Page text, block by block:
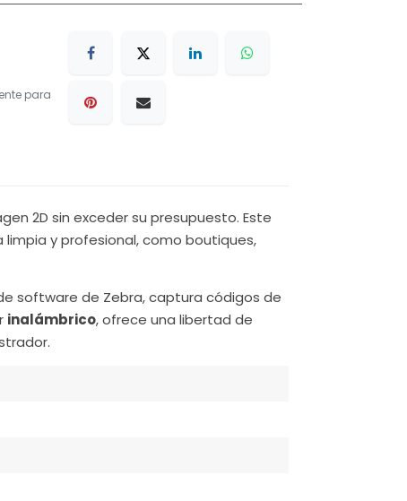
para
2D sin exceder su presupuesto. Este
y profesional, como boutiques,
software de Zebra, captura códigos de
inalámbrico, ofrece una libertad de